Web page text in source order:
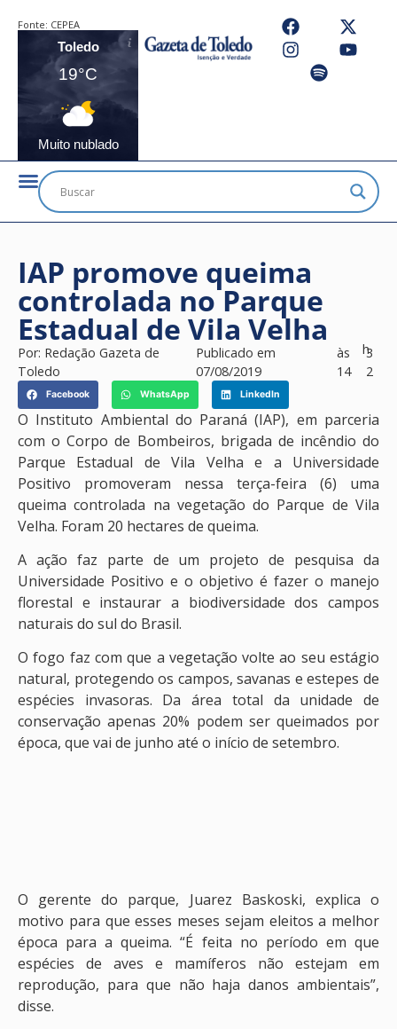
Fonte: CEPEA
Toledo
19°C
Muito nublado
IAP promove queima
controlada no Parque
Estadual de Vila Velha
Por: Redação Gazeta de
Toledo
Publicado em
07/08/2019
às
14
h3
2
Facebook WhatsApp LinkedIn
O Instituto Ambiental do Paraná (IAP), em parceria
com o Corpo de Bombeiros, brigada de incêndio do
Parque Estadual de Vila Velha e a Universidade
Positivo promoveram nessa terça-feira (6) uma
queima controlada na vegetação do Parque de Vila
Velha. Foram 20 hectares de queima.
A ação faz parte de um projeto de pesquisa da
Universidade Positivo e o objetivo é fazer o manejo
florestal e instaurar a biodiversidade dos campos
naturais do sul do Brasil.
O fogo faz com que a vegetação volte ao seu estágio
natural, protegendo os campos, savanas e estepes de
espécies invasoras. Da área total da unidade de
conservação apenas 20% podem ser queimados por
época, que vai de junho até o início de setembro.
O gerente do parque, Juarez Baskoski, explica o
motivo para que esses meses sejam eleitos a melhor
época para a queima. “É feita no período em que
espécies de aves e mamíferos não estejam em
reprodução, para que não haja danos ambientais”,
disse.